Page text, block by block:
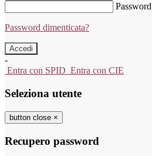
Password
Password dimenticata?
-
Entra con SPID Entra con CIE
Seleziona utente
button close ×
Recupero password